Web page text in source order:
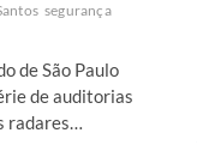
segurança
de São Paulo
de auditorias
radares…